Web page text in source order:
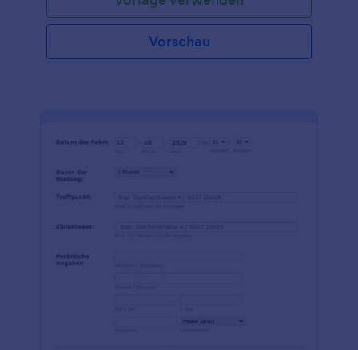
können, dass ihre Reservierung abgeschlossen ist.
Vorschau